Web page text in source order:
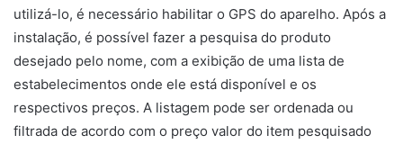
utilizá-lo, é necessário habilitar o GPS do aparelho. Após a
instalação, é possível fazer a pesquisa do produto
desejado pelo nome, com a exibição de uma lista de
estabelecimentos onde ele está disponível e os
respectivos preços. A listagem pode ser ordenada ou
filtrada de acordo com o preço valor do item pesquisado